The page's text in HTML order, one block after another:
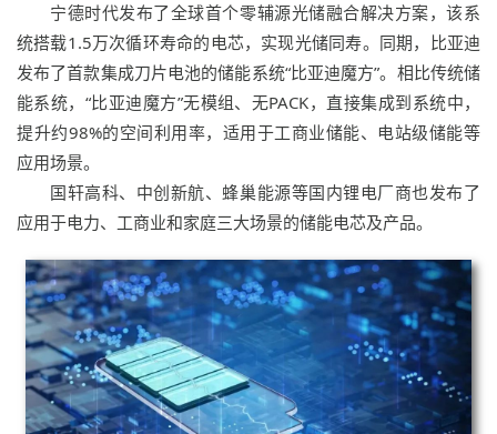
宁德时代发布了全球首个零辅源光储融合解决方案，该系
统搭载1.5万次循环寿命的电芯，实现光储同寿。同期，比亚迪
发布了首款集成刀片电池的储能系统“比亚迪魔方”。相比传统储
能系统，“比亚迪魔方”无模组、无PACK，直接集成到系统中，
提升约98%的空间利用率，适用于工商业储能、电站级储能等
应用场景。
国轩高科、中创新航、蜂巢能源等国内锂电厂商也发布了
应用于电力、工商业和家庭三大场景的储能电芯及产品。